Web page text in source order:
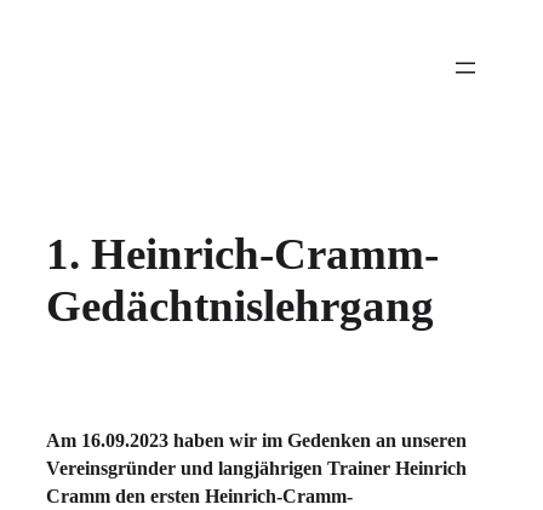
1. Heinrich-Cramm-
Gedächtnislehrgang
Am 16.09.2023 haben wir im Gedenken an unseren
Vereinsgründer und langjährigen Trainer Heinrich
Cramm den ersten Heinrich-Cramm-